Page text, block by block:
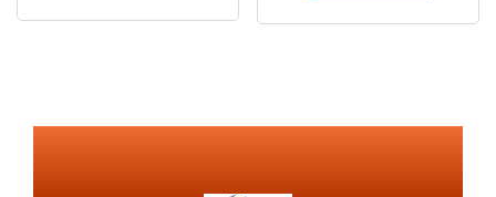
Nosgaranties